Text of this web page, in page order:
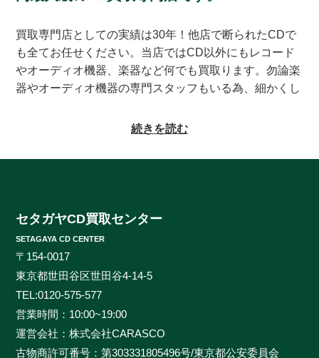
買取専門店としての実績は30年！他店で断られたCDで
も全てお任せください。当店ではCD以外にもレコード
やオーディオ機器、楽器など何でも買取ります。勿論楽
器やオーディオ機器の専門スタッフもいる為、細かくし
買取専門店もある為、古いレコードの処分に困っている
ジャンルなんでも大丈夫！ロック、ジャズ、ソウル、歌
も知らないマイナータイトルまで何でもお売りくださ
めに、各ジャンルに精通したベテランのスタッフが一つ
一つ丁寧に査定を行わせて頂きます。過去の莫大な買取
データに加えて世界中の最新相場チャートを照らし合わ
せ、ただ買い取るだけのサービスとは一線を画する「的
確な」査定はどこにも真似出来ません。ご自宅で聴かな
続きを読む
セタガヤCD買取センター
SETAGAYA CD CENTER
〒154-0017
東京都世田谷区世田谷4-14-5
TEL:0120-575-577
営業時間：10:00~19:00
運営会社：株式会社CARASCO
古物商許可番号：第303331805496号/東京都公安委員会